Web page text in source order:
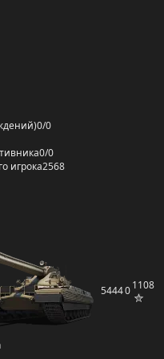
0/0
0/0
игрока2568
544401108